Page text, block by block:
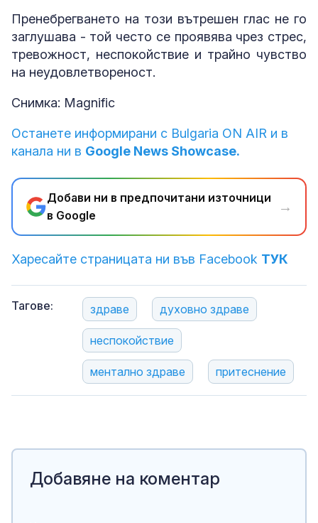
Пренебрегването на този вътрешен глас не го
заглушава - той често се проявява чрез стрес,
тревожност, неспокойствие и трайно чувство
на неудовлетвореност.
Снимка: Magnific
Останете информирани с Bulgaria ON AIR и в
канала ни в Google News Showcase.
Добави ни в предпочитани източници
в Google
→
Харесайте страницата ни във Facebook ТУК
Тагове: здраве духовно здраве
неспокойствие
ментално здраве притеснение
Добавяне на коментар